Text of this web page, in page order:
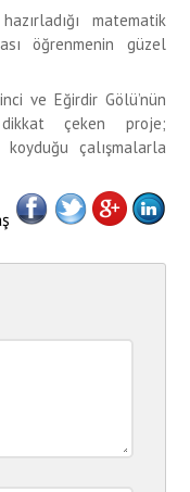
matematik
öğrenmenin güzel
ve Eğirdir Gölü’nün
çeken proje;
çalışmalarla